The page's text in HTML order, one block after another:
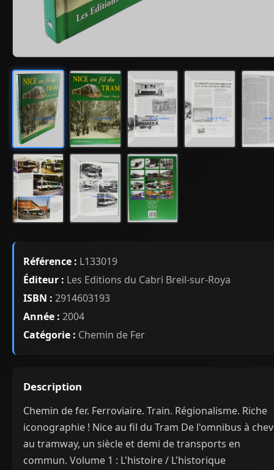
Référence : L133019
Éditeur : Les Editions du Cabri Breil-sur-Roya
ISBN : 2914603193
Année : 2004
Catégorie : Chemin de Fer
Description
Chemin de fer. Ferroviaire. Train. Régionalisme. Riche
iconographie ! Nice au fil du Tram De l'omnibus à
au tramway, un siècle et demi de transports en
commun. Volume 1 : L'histoire / L'historique